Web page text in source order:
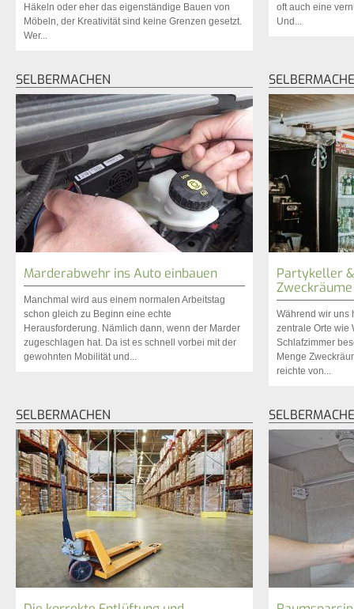
Häkeln oder eher das eigenständige Bauen von
Möbeln, der Kreativität sind keine Grenzen gesetzt.
Wer...
oft auch eine
Und...
SELBERMACHEN
Marderabwehr ins Auto einbauen
Manchmal wird aus einem normalen Arbeitstag
schon gleich zu Beginn eine echte
Herausforderung. Nämlich dann, wenn der Marder
zugeschlagen hat. Da ist es schnell vorbei mit der
gewohnten Mobilität und...
Partykeller
Während wir uns
zentrale Orte wie
Schlafzimmer
Menge
reichte von...
SELBERMACHEN